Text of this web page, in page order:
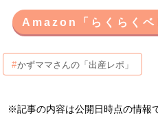
Amazon「らくらくベ
かずママさんの「出産レポ」
※記事の内容は公開日時点の情報